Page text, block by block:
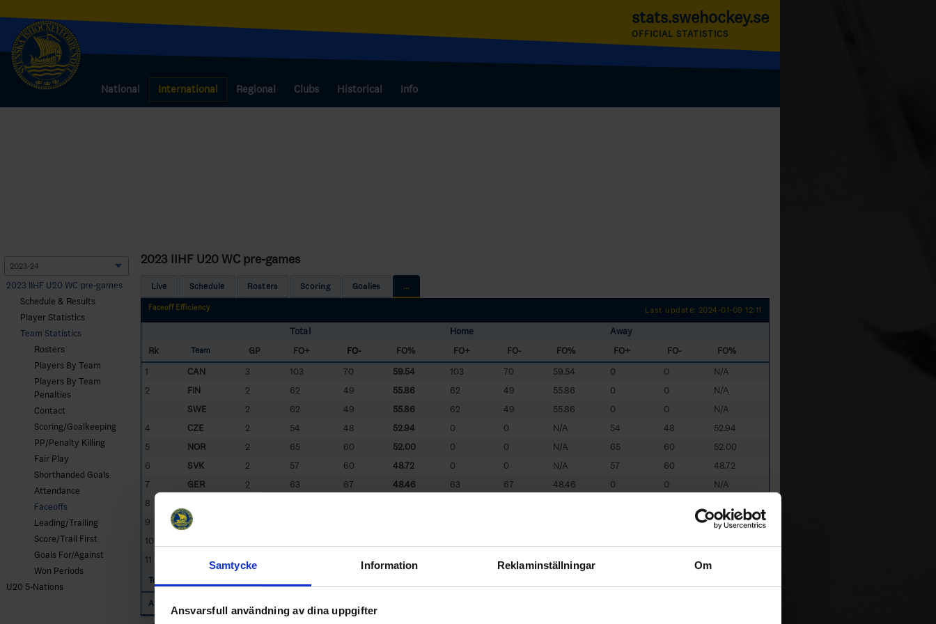
Samtycke Information Reklaminställningar Om
Ansvarsfull användning av dina uppgifter
National International Regional Clubs Historical Info
stats.swehockey.se
OFFICIAL STATISTICS
2023 IIHF U20 WC pre-games
Schedule & Results
Player Statistics
Team Statistics
Rosters
Players By Team
Players By Team
Penalties
Contact
Scoring/Goalkeeping
PP/Penalty Killing
Fair Play
Shorthanded Goals
Attendance
Faceoffs
Leading/Trailing
Score/Trail First
Goals For/Against
Won Periods
U20 5-Nations
2023 IIHF U20 WC pre-games
Live Schedule Rosters Scoring Goalies ...
Faceoff Efficiency Last update: 2024-01-09 12:11
Total Home
Away
Rk
Team GP FO+ FO- FO% FO+ FO- FO% FO+ FO-
FO%
1
CAN 3 103 70 59.54 103 70 59.54 0 0
N/A
2
FIN 2 62 49 55.86 62 49 55.86 0 0
N/A
SWE
2 62 49 55.86 62 49 55.86 0 0
N/A
4
CZE 2 54 48 52.94 0 0 N/A 54 48
52.94
5
NOR 2 65 60 52.00 0 0 N/A 65 60
52.00
6
SVK 2 57 60 48.72 0 0 N/A 57 60
48.72
7
GER 2 63 67 48.46 63 67 48.46 0 0
N/A
8
9
LAT
N/A
10
11
1 31.11 0 N/A
Totals
Average